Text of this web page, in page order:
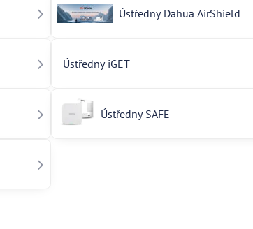
Ústředny Dahua AirShield
Ústředny iGET
Ústředny SAFE